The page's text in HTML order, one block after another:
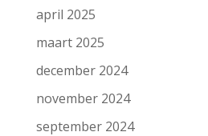
april 2025
maart 2025
december 2024
november 2024
september 2024